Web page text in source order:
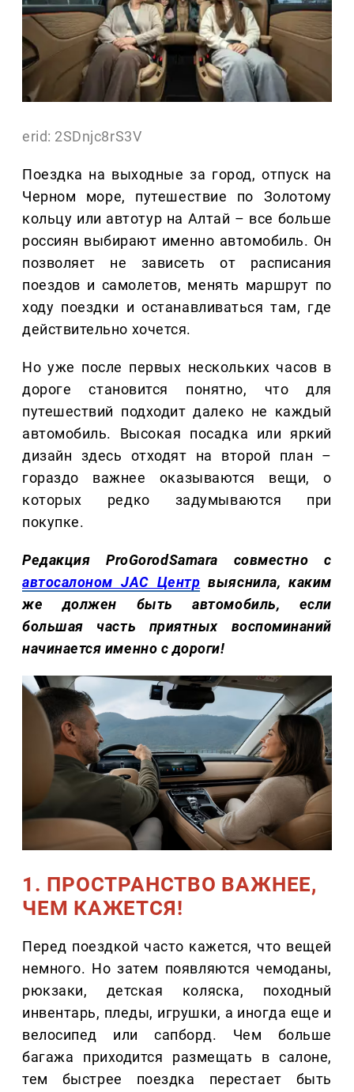
erid: 2SDnjc8rS3V
Поездка на выходные за город, отпуск на
Черном море, путешествие по Золотому
кольцу или автотур на Алтай – все больше
россиян выбирают именно автомобиль. Он
позволяет не зависеть от расписания
поездов и самолетов, менять маршрут по
ходу поездки и останавливаться там, где
действительно хочется.
Но уже после первых нескольких часов в
дороге становится понятно, что для
путешествий подходит далеко не каждый
автомобиль. Высокая посадка или яркий
дизайн здесь отходят на второй план –
гораздо важнее оказываются вещи, о
которых редко задумываются при
покупке.
Редакция ProGorodSamara совместно с
автосалоном JAC Центр выяснила, каким
же должен быть автомобиль, если
большая часть приятных воспоминаний
начинается именно с дороги!
1. ПРОСТРАНСТВО ВАЖНЕЕ,
ЧЕМ КАЖЕТСЯ!
Перед поездкой часто кажется, что вещей
немного. Но затем появляются чемоданы,
рюкзаки, детская коляска, походный
инвентарь, пледы, игрушки, а иногда еще и
велосипед или сапборд. Чем больше
багажа приходится размещать в салоне,
тем быстрее поездка перестает быть